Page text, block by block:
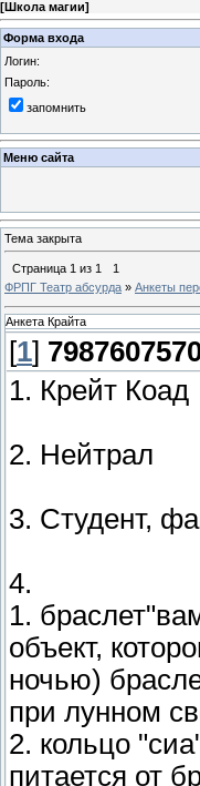
[Школа магии]
Форма входа
Логин:
Пароль:
запомнить
Меню сайта
Тема закрыта
Страница 1 из 1
1
ФРПГ Театр абсурда » Анкеты
Анкета Крайта
[1]
1. Крейт Коад
2. Нейтрал
3. Студент,
4.
1.
объект,
ночью)
при лунном
2. кольцо
питается от